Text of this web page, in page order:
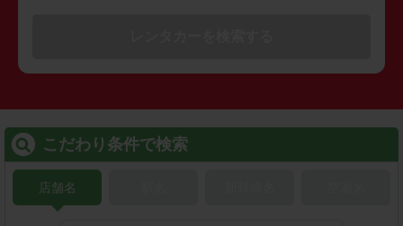
こだわり条件で検索
店舗名